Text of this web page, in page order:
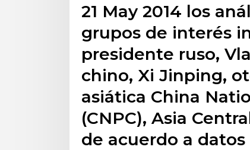
21 May 2014 los
grupos de interés
presidente ruso,
chino, Xi Jinping,
asiática China
(CNPC), Asia
de acuerdo a